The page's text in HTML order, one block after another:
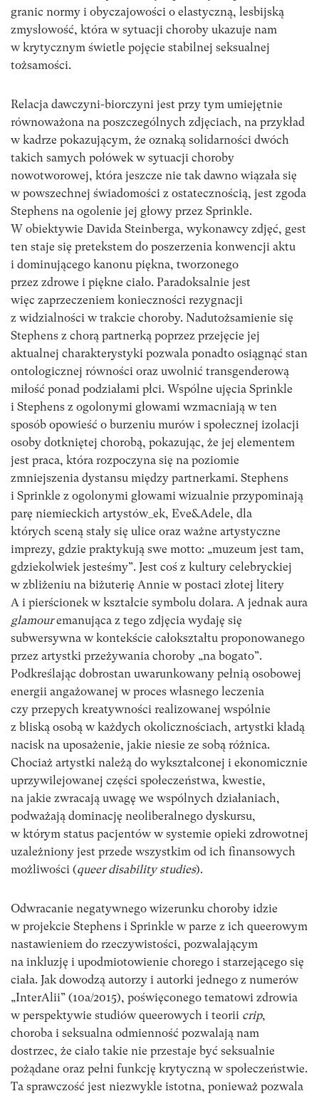
granic normy i obyczajowości o elastyczną, lesbijską
zmysłowość, która w sytuacji choroby ukazuje nam
w krytycznym świetle pojęcie stabilnej seksualnej
tożsamości.
Relacja dawczyni-biorczyni jest przy tym umiejętnie
równoważona na poszczególnych zdjęciach, na przykład
w kadrze pokazującym, że oznaką solidarności dwóch
takich samych połówek w sytuacji choroby
nowotworowej, która jeszcze nie tak dawno wiązała się
w powszechnej świadomości z ostatecznością, jest zgoda
Stephens na ogolenie jej głowy przez Sprinkle.
W obiektywie Davida Steinberga, wykonawcy zdjęć, gest
ten staje się pretekstem do poszerzenia konwencji aktu
i dominującego kanonu piękna, tworzonego
przez zdrowe i piękne ciało. Paradoksalnie jest
więc zaprzeczeniem konieczności rezygnacji
z widzialności w trakcie choroby. Nadutożsamienie się
Stephens z chorą partnerką poprzez przejęcie jej
aktualnej charakterystyki pozwala ponadto osiągnąć stan
ontologicznej równości oraz uwolnić transgenderową
miłość ponad podziałami płci. Wspólne ujęcia Sprinkle
i Stephens z ogolonymi głowami wzmacniają w ten
sposób opowieść o burzeniu murów i społecznej izolacji
osoby dotkniętej chorobą, pokazując, że jej elementem
jest praca, która rozpoczyna się na poziomie
zmniejszenia dystansu między partnerkami. Stephens
i Sprinkle z ogolonymi głowami wizualnie przypominają
parę niemieckich artystów_ek, Eve&Adele, dla
których sceną stały się ulice oraz ważne artystyczne
imprezy, gdzie praktykują swe motto: „muzeum jest tam,
gdziekolwiek jesteśmy”. Jest coś z kultury celebryckiej
w zbliżeniu na biżuterię Annie w postaci złotej litery
A i pierścionek w kształcie symbolu dolara. A jednak aura
glamouremanująca z tego zdjęcia wydaję się
subwersywna w kontekście całokształtu proponowanego
przez artystki przeżywania choroby „na bogato”.
Podkreślając dobrostan uwarunkowany pełnią osobowej
energii angażowanej w proces własnego leczenia
czy przepych kreatywności realizowanej wspólnie
z bliską osobą w każdych okolicznościach, artystki kładą
nacisk na uposażenie, jakie niesie ze sobą różnica.
Chociaż artystki należą do wykształconej i ekonomicznie
uprzywilejowanej części społeczeństwa, kwestie,
na jakie zwracają uwagę we wspólnych działaniach,
podważają dominację neoliberalnego dyskursu,
w którym status pacjentów w systemie opieki zdrowotnej
uzależniony jest przede wszystkim od ich finansowych
możliwości (queer disability studies).
Odwracanie negatywnego wizerunku choroby idzie
w projekcie Stephens i Sprinkle w parze z ich queerowym
nastawieniem do rzeczywistości, pozwalającym
na inkluzję i upodmiotowienie chorego i starzejącego się
ciała. Jak dowodzą autorzy i autorki jednego z numerów
„InterAlii” (10a/2015), poświęconego tematowi zdrowia
w perspektywie studiów queerowych i teorii crip,
choroba i seksualna odmienność pozwalają nam
dostrzec, że ciało takie nie przestaje być seksualnie
pożądane oraz pełni funkcję krytyczną w społeczeństwie.
Ta sprawczość jest niezwykle istotna, ponieważ pozwala